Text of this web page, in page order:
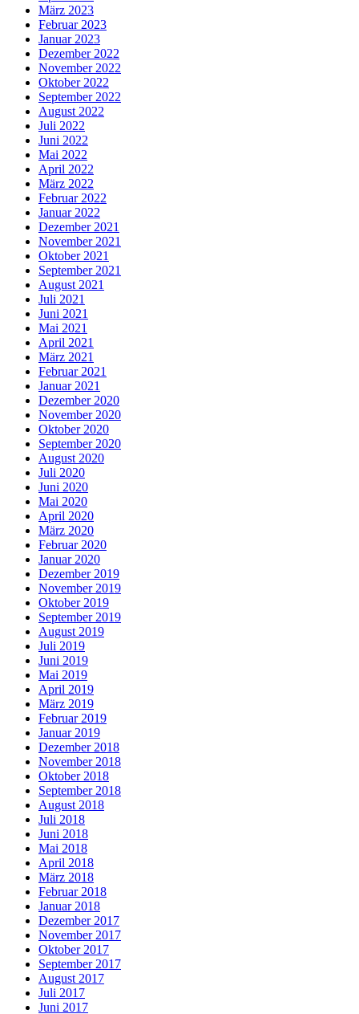
März 2023
Februar 2023
Januar 2023
Dezember 2022
November 2022
Oktober 2022
September 2022
August 2022
Juli 2022
Juni 2022
Mai 2022
April 2022
März 2022
Februar 2022
Januar 2022
Dezember 2021
November 2021
Oktober 2021
September 2021
August 2021
Juli 2021
Juni 2021
Mai 2021
April 2021
März 2021
Februar 2021
Januar 2021
Dezember 2020
November 2020
Oktober 2020
September 2020
August 2020
Juli 2020
Juni 2020
Mai 2020
April 2020
März 2020
Februar 2020
Januar 2020
Dezember 2019
November 2019
Oktober 2019
September 2019
August 2019
Juli 2019
Juni 2019
Mai 2019
April 2019
März 2019
Februar 2019
Januar 2019
Dezember 2018
November 2018
Oktober 2018
September 2018
August 2018
Juli 2018
Juni 2018
Mai 2018
April 2018
März 2018
Februar 2018
Januar 2018
Dezember 2017
November 2017
Oktober 2017
September 2017
August 2017
Juli 2017
Juni 2017